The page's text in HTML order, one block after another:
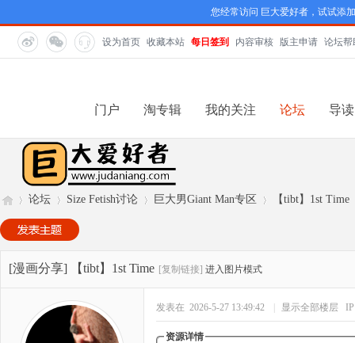
您经常访问 巨大爱好者，试试添
设为首页 收藏本站 每日签到 内容审核 版主申请 论坛帮
门户 淘专辑 我的关注 论坛 导读
巨»
论坛
›
Size Fetish讨论
›
巨大男Giant Man专区
›
【tibt】1st Time
[漫画分享] 【tibt】1st Time [复制链接] 进入图片模式
发表在 2026-5-27 13:49:42 显示全部楼层
资源详情